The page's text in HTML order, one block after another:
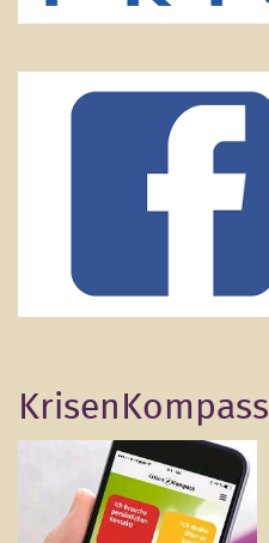
KrisenKompass